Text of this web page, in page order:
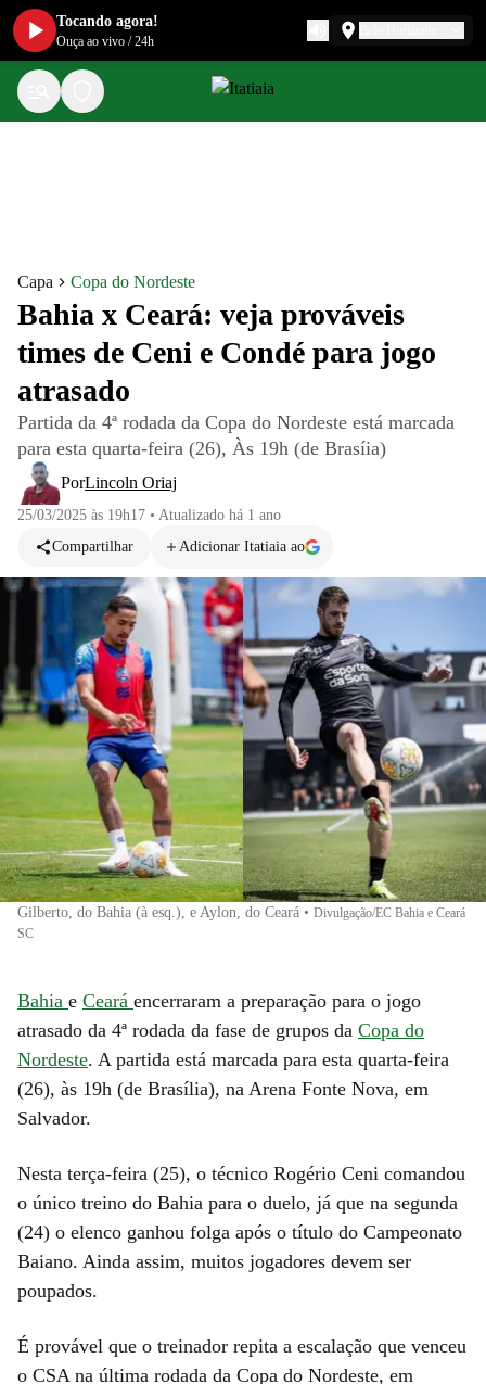
Capa Copa do Nordeste
Bahia x Ceará: veja prováveis
times de Ceni e Condé para jogo
atrasado
Partida da 4ª rodada da Copa do Nordeste está marcada
para esta quarta-feira (26), Às 19h (de Brasíia)
PorLincoln Oriaj
25/03/2025 às 19h17 • Atualizado há 1 ano
Compartilhar
Adicionar Itatiaia ao
Gilberto, do Bahia (à esq.), e Aylon, do Ceará • Divulgação/EC Bahia e Ceará
SC
Bahia e Ceará encerraram a preparação para o jogo
atrasado da 4ª rodada da fase de grupos da Copa do
Nordeste. A partida está marcada para esta quarta-feira
(26), às 19h (de Brasília), na Arena Fonte Nova, em
Salvador.
Nesta terça-feira (25), o técnico Rogério Ceni comandou
o único treino do Bahia para o duelo, já que na segunda
(24) o elenco ganhou folga após o título do Campeonato
Baiano. Ainda assim, muitos jogadores devem ser
poupados.
É provável que o treinador repita a escalação que venceu
o CSA na última rodada da Copa do Nordeste, em
Tocando agora!
Ouça ao vivo /24h